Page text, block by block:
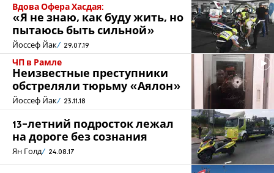
Вдова Офера Хасдая:
«Я не знаю, как буду жить, но
пытаюсь быть сильной»
Йоссеф Йак 29.07.19
ЧП в Рамле
Неизвестные преступники
обстреляли тюрьму «Аялон»
Йоссеф Йак 23.11.18
13-летний подросток лежал
на дороге без сознания
Ян Голд 24.08.17